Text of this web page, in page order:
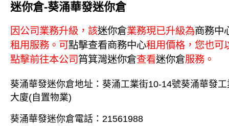
迷你倉-葵涌華發迷你倉
因公司業務升級，該迷你倉業務現已升級為商務中
租用服務。可點擊查看商務中心租用價格，您也可
點擊前往本公司筲箕灣迷你倉查看迷你倉服務。
葵涌華發迷你倉地址：葵涌工業街10-14號葵涌華發工
大廈(自置物業)
葵涌華發迷你倉電話：21561988